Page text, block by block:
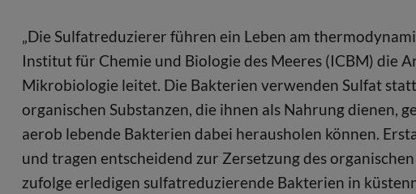
„Die Sulfatreduzierer führen ein Leben am
Institut für Chemie und Biologie des Meeres (ICBM) die
Mikrobiologie leitet. Die Bakterien verwenden Sulfat
organischen Substanzen, die ihnen als Nahrung dienen,
aerob lebende Bakterien dabei herausholen können.
und tragen entscheidend zur Zersetzung des
zufolge erledigen sulfatreduzierende Bakterien in